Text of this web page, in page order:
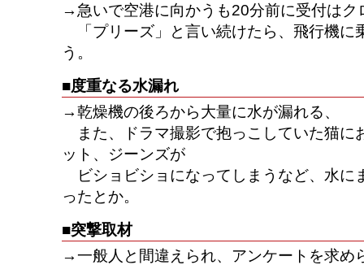
→急いで空港に向かうも20分前に受付はク
「プリーズ」と言い続けたら、飛行機に
う。
■度重なる水漏れ
→乾燥機の後ろから大量に水が漏れる、
また、ドラマ撮影で抱っこしていた猫に
ット、ジーンズが
ビショビショになってしまうなど、水に
ったとか。
■突撃取材
→一般人と間違えられ、アンケートを求め